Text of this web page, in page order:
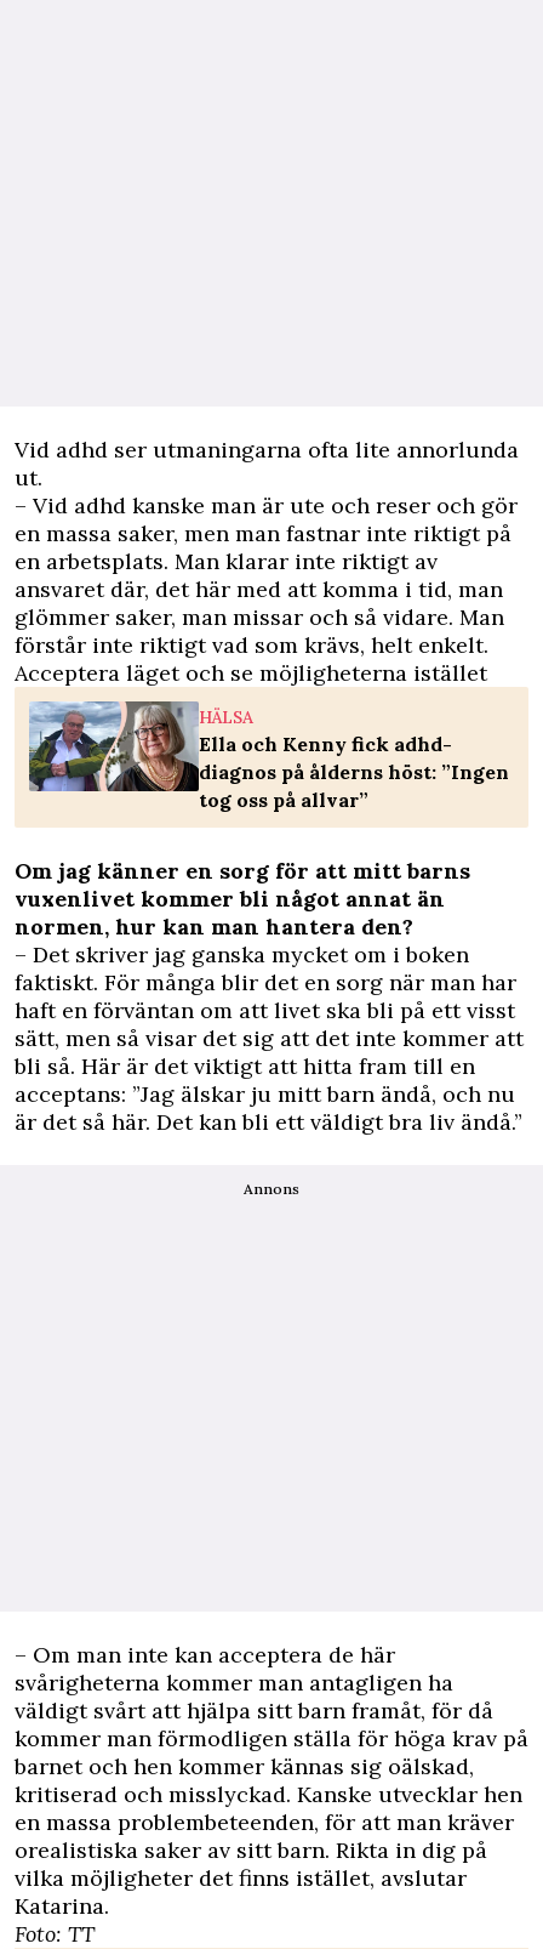
Vid adhd ser utmaningarna ofta lite annorlunda
ut.
– Vid adhd kanske man är ute och reser och gör
en massa saker, men man fastnar inte riktigt på
en arbetsplats. Man klarar inte riktigt av
ansvaret där, det här med att komma i tid, man
glömmer saker, man missar och så vidare. Man
förstår inte riktigt vad som krävs, helt enkelt.
Acceptera läget och se möjligheterna istället
HÄLSA
Ella och Kenny fick adhd-
diagnos på ålderns höst: ”Ingen
tog oss på allvar”
Om jag känner en sorg för att mitt barns
vuxenlivet kommer bli något annat än
normen, hur kan man hantera den?
– Det skriver jag ganska mycket om i boken
faktiskt. För många blir det en sorg när man har
haft en förväntan om att livet ska bli på ett visst
sätt, men så visar det sig att det inte kommer att
bli så. Här är det viktigt att hitta fram till en
acceptans: ”Jag älskar ju mitt barn ändå, och nu
är det så här. Det kan bli ett väldigt bra liv ändå.”
Annons
– Om man inte kan acceptera de här
svårigheterna kommer man antagligen ha
väldigt svårt att hjälpa sitt barn framåt, för då
kommer man förmodligen ställa för höga krav på
barnet och hen kommer kännas sig oälskad,
kritiserad och misslyckad. Kanske utvecklar hen
en massa problembeteenden, för att man kräver
orealistiska saker av sitt barn. Rikta in dig på
vilka möjligheter det finns istället, avslutar
Katarina.
Foto: TT